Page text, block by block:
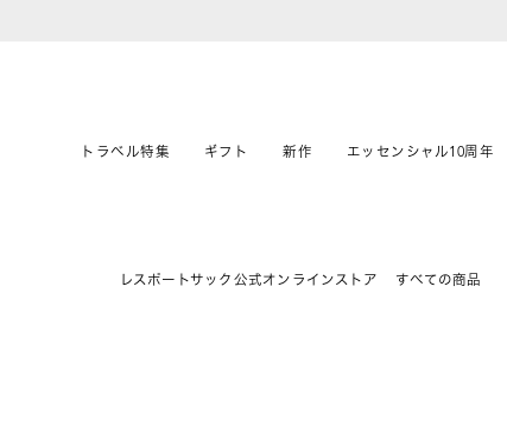
トラベル特集 ギフト 新作 エッセンシャル10周年
レスポートサック公式オンラインストア すべての商品